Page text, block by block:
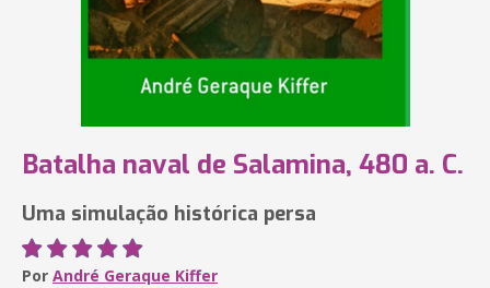
Batalha naval de Salamina, 480 a. C.
Uma simulação histórica persa
Por André Geraque Kiffer